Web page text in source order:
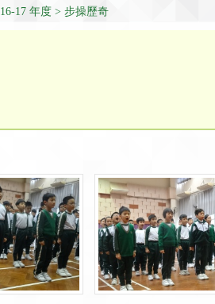
16-17 年度 步操歷奇